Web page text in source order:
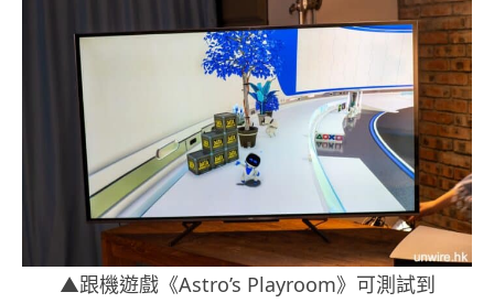
▲跟機遊戲《Astro’s Playroom》可測試到